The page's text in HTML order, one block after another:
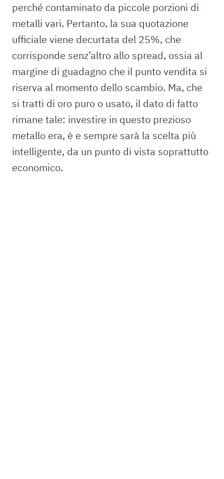
perché contaminato da piccole porzioni di
metalli vari. Pertanto, la sua quotazione
ufficiale viene decurtata del 25%, che
corrisponde senz’altro allo spread, ossia al
margine di guadagno che il punto vendita si
riserva al momento dello scambio. Ma, che
si tratti di oro puro o usato, il dato di fatto
rimane tale: investire in questo prezioso
metallo era, è e sempre sarà la scelta più
intelligente, da un punto di vista soprattutto
economico.